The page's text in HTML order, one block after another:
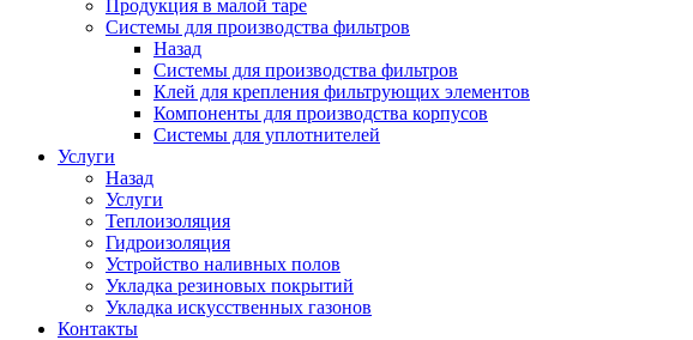
Продукция в малой таре
Системы для производства фильтров
Назад
Системы для производства фильтров
Клей для крепления фильтрующих элементов
Компоненты для производства корпусов
Системы для уплотнителей
Услуги
Назад
Услуги
Теплоизоляция
Гидроизоляция
Устройство наливных полов
Укладка резиновых покрытий
Укладка искусственных газонов
Контакты